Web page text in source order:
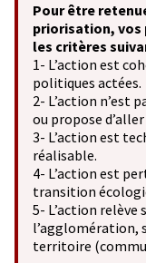
Pour être
priorisation,
les critères
1- L’action est
politiques actées.
2- L’action n’est
ou propose
3- L’action est
réalisable.
4- L’action est
transition
5- L’action relève
l’agglomération,
territoire